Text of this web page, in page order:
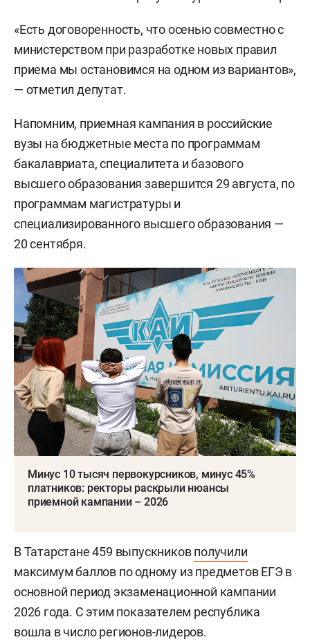
«Есть договоренность, что осенью совместно с
министерством при разработке новых правил
приема мы остановимся на одном из вариантов»,
— отметил депутат.
Напомним, приемная кампания в российские
вузы на бюджетные места по программам
бакалавриата, специалитета и базового
высшего образования завершится 29 августа, по
программам магистратуры и
специализированного высшего образования —
20 сентября.
Минус 10 тысяч первокурсников, минус 45%
платников: ректоры раскрыли нюансы
приемной кампании – 2026
В Татарстане 459 выпускниковполучили
максимум баллов по одному из предметов ЕГЭ в
основной период экзаменационной кампании
2026 года. С этим показателем республика
вошла в число регионов-лидеров.